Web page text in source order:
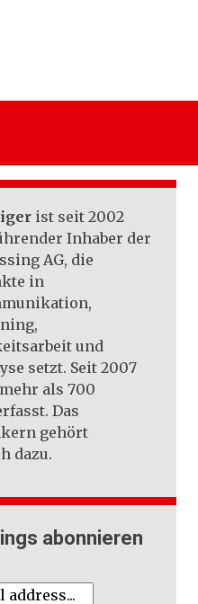
ist seit 2002
Inhaber der
AG, die
in
und
setzt. Seit 2007
als 700
Das
gehört
dazu.
abonnieren